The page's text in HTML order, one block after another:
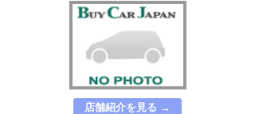
店舗紹介を見る →